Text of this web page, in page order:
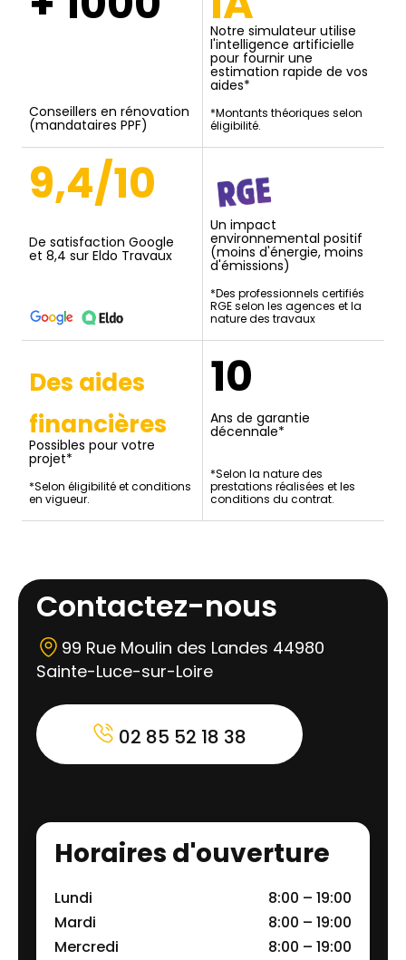
Conseillers en rénovation
(mandataires PPF)
Notre simulateur utilise
l'intelligence artificielle
pour fournir une
estimation rapide de vos
aides*
*Montants théoriques selon
éligibilité.
9,4/10
De satisfaction Google
et 8,4 sur Eldo Travaux
Un impact
environnemental positif
(moins d'énergie, moins
d'émissions)
*Des professionnels certifiés
RGE selon les agences et la
nature des travaux
Des aides
financières
Possibles pour votre
projet*
*Selon éligibilité et conditions
en vigueur.
10
Ans de garantie
décennale*
*Selon la nature des
prestations réalisées et les
conditions du contrat.
Contactez-nous
99 Rue Moulin des Landes 44980
Sainte-Luce-sur-Loire
02 85 52 18 38
Horaires d'ouverture
Lundi
8:00 – 19:00
Mardi
8:00 – 19:00
Mercredi
8:00 – 19:00